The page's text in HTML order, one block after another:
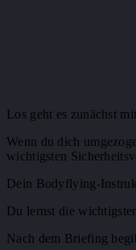
Los geht es zunächst
Wenn du dich
wichtigsten
Dein Bodyflying-
Du lernst die
Nach dem Briefing